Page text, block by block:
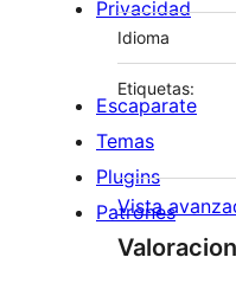
Idioma
Etiquetas:
Vista
Privacidad
Escaparate
Temas
Plugins
Patrones